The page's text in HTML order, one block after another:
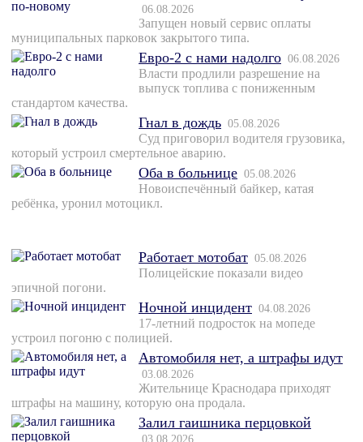
06.08.2026
Запущен новый сервис оплаты
муниципальных парковок закрытого типа.
Евро-2 с нами надолго 06.08.2026
Власти продлили разрешение на
выпуск топлива с пониженным
стандартом качества.
Гнал в дождь 05.08.2026
Суд приговорил водителя грузовика,
который устроил смертельное аварию.
Оба в больнице 05.08.2026
Новоиспечённый байкер, катая
ребёнка, уронил мотоцикл.
Работает мотобат 05.08.2026
Полицейские показали видео
эпичной погони.
Ночной инцидент 04.08.2026
17-летний подросток на мопеде
устроил погоню с полицией.
Автомобиля нет, а штрафы идут
03.08.2026
Жительнице Краснодара приходят
штрафы на машину, которую она продала.
Залил гаишника перцовкой
03.08.2026